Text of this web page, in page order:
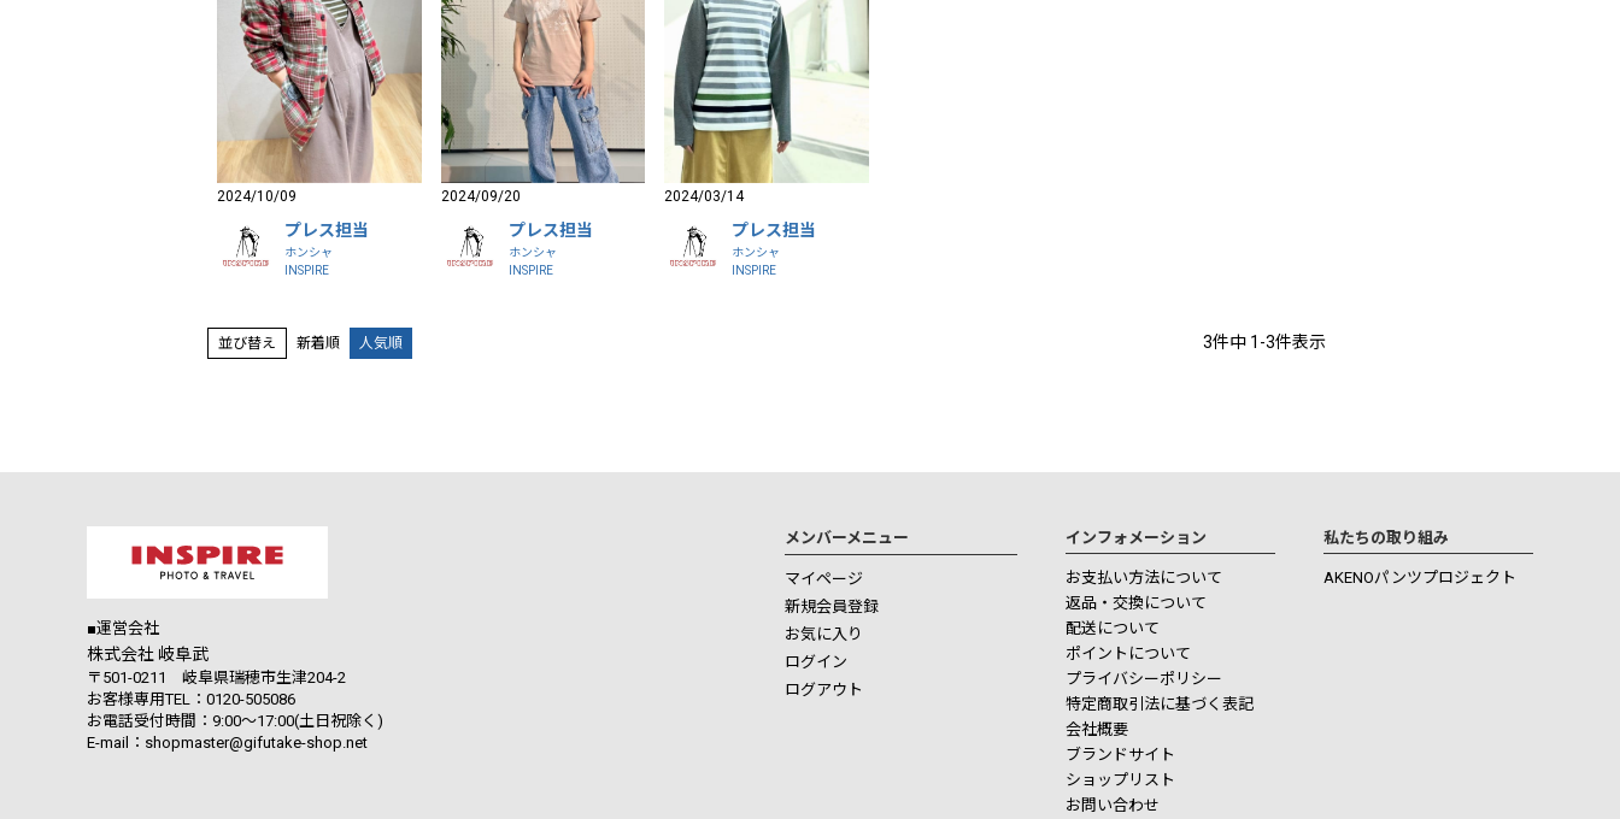
2024/10/09
プレス担当
ホンシャ
INSPIRE
2024/09/20
プレス担当
ホンシャ
INSPIRE
2024/03/14
プレス担当
ホンシャ
INSPIRE
並び替え 新着順 人気順 3件中 1 -3件表示
■運営会社
株式会社 岐阜武
〒501-0211 岐阜県瑞穂市生津204-2
お客様専用TEL：0120-505086
お電話受付時間：9:00～17:00(土日祝除く)
E-mail：shopmaster@gifutake-shop.net
メンバーメニュー
マイページ
新規会員登録
お気に入り
ログイン
ログアウト
インフォメーション
お支払い方法について
返品・交換について
配送について
ポイントについて
プライバシーポリシー
特定商取引法に基づく表記
会社概要
ブランドサイト
ショップリスト
お問い合わせ
私たちの取り組み
AKENOパンツプロジェクト